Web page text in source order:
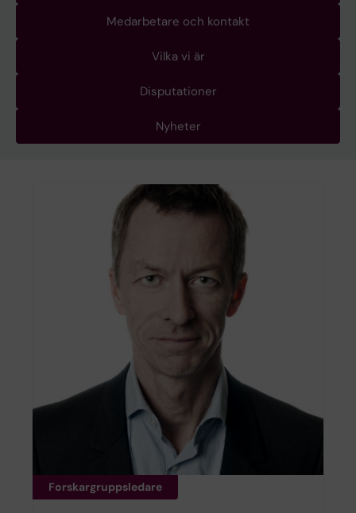
Medarbetare och kontakt
Vilka vi är
Disputationer
Nyheter
Forskargruppsledare